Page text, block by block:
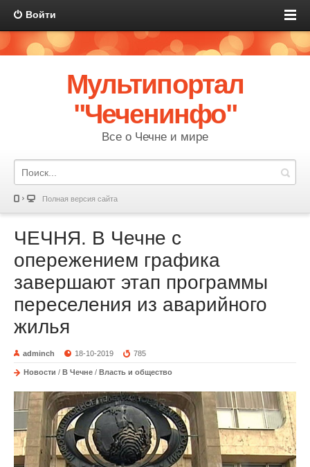
Войти
Мультипортал
"Чеченинфо"
Все о Чечне и мире
Полная версия сайта
ЧЕЧНЯ. В Чечне с
опережением графика
завершают этап программы
переселения из аварийного
жилья
adminch 18-10-2019 785
Новости / В Чечне / Власть и общество